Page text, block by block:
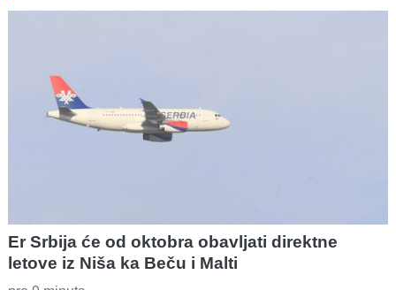
Er Srbija će od oktobra obavljati direktne
letove iz Niša ka Beču i Malti